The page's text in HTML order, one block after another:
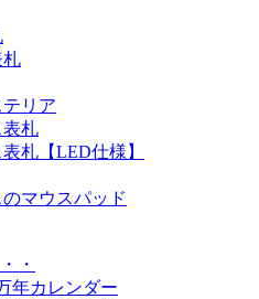
札
リア
表札
札【LED仕様】
マウスパッド
・
年カレンダー